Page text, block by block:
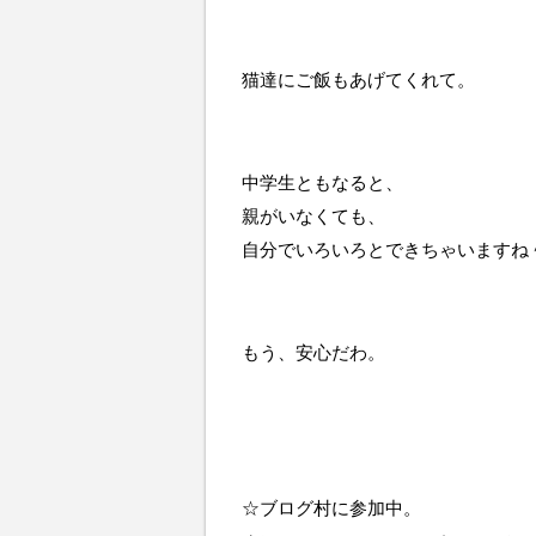
猫達にご飯もあげてくれて。
中学生ともなると、
親がいなくても、
自分でいろいろとできちゃいますね
もう、安心だわ。
☆ブログ村に参加中。